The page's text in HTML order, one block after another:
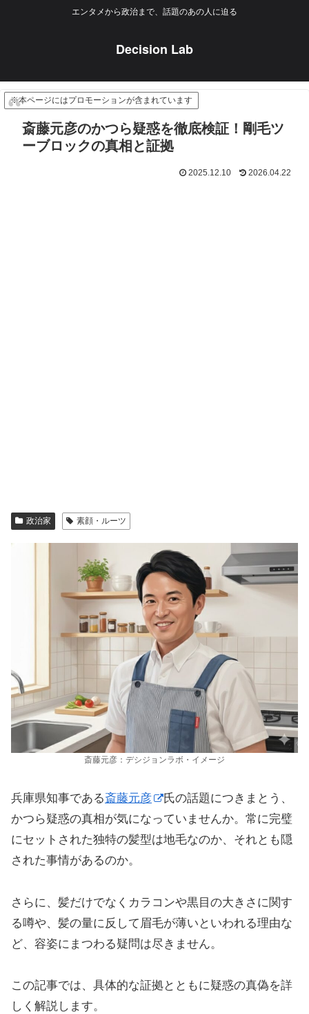
エンタメから政治まで、話題のあの人に迫る
Decision Lab
※本ページにはプロモーションが含まれています
斎藤元彦のかつら疑惑を徹底検証！剛毛ツ
ーブロックの真相と証拠
2025.12.10 2026.04.22
政治家 素顔・ルーツ
斎藤元彦：デシジョンラボ・イメージ
兵庫県知事である斎藤元彦
氏の話題につきまとう、
かつら疑惑の真相が気になっていませんか。常に完璧
にセットされた独特の髪型は地毛なのか、それとも隠
された事情があるのか。
さらに、髪だけでなくカラコンや黒目の大きさに関す
る噂や、髪の量に反して眉毛が薄いといわれる理由な
ど、容姿にまつわる疑問は尽きません。
この記事では、具体的な証拠とともに疑惑の真偽を詳
しく解説します。